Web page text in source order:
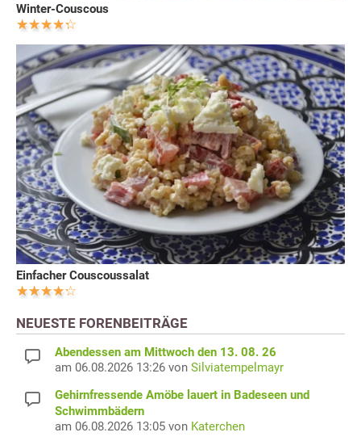
Winter-Couscous
Einfacher Couscoussalat
NEUESTE FORENBEITRÄGE
Abendessen am Mittwoch den 13. 08. 26
am 06.08.2026 13:26 von Silviatempelmayr
Gehirnfressende Amöbe lauert in Badeseen und
Schwimmbädern
am 06.08.2026 13:05 von Katerchen